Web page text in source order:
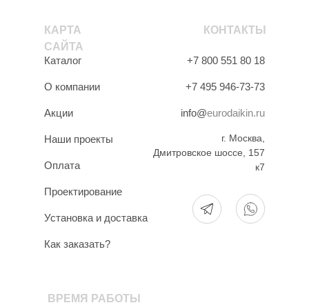
КОНТАКТЫ
КАРТА
САЙТА
ВРЕМЯ РАБОТЫ
+7 800 551 80 18
Каталог
О компании
Акции
Наши проекты
Установка и доставка
Проектирование
Как заказать?
Оплата
+7 495 946-73-73
info@eurodaikin.ru
г. Москва,
Дмитровское шоссе, 157
к7